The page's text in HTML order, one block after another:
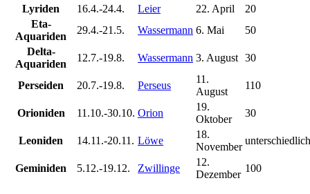
Lyriden
16.4.-24.4. Leier 22. April
20
Eta-
Aquariden
29.4.-21.5. Wassermann 6. Mai
50
Delta-
Aquariden
12.7.-19.8. Wassermann 3. August 30
Perseiden 20.7.-19.8. Perseus
11.
August
110
Orioniden 11.10.-30.10. Orion
19.
Oktober
30
Leoniden 14.11.-20.11. Löwe
18.
November
unterschiedlich
Geminiden 5.12.-19.12. Zwillinge
12.
Dezember
100